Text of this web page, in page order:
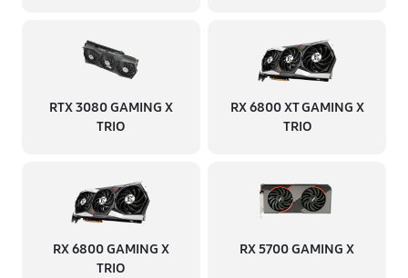
RTX 3080 GAMING X
TRIO
RX 6800 XT GAMING X
TRIO
RX 6800 GAMING X
TRIO
RX 5700 GAMING X